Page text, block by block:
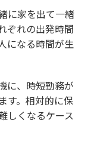
に家を出て一緒
ぞれの出発時間
になる時間が生
に、時短勤務が
す。相対的に保
しくなるケース